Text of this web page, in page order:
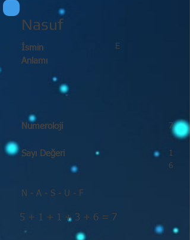
Nasuf
E
İsmin
Anlamı
Numeroloji
Sayı Değeri
7
1
6
N - A - S - U - F
5 + 1 + 1 + 3 + 6 = 7